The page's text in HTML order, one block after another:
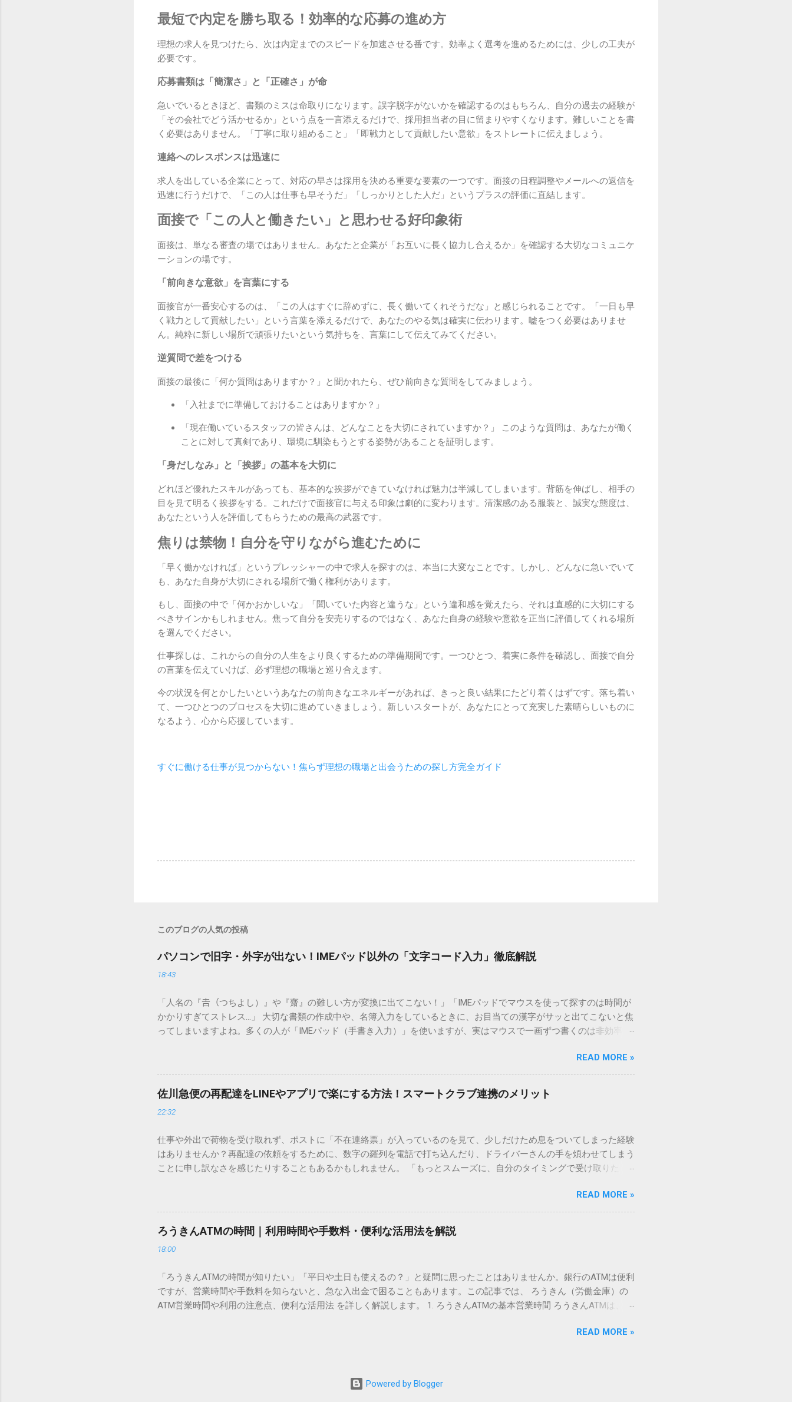
最短で内定を勝ち取る！効率的な応募の進め方
理想の求人を見つけたら、次は内定までのスピードを加速させる番です。効率よく選考を進めるためには、少しの工夫が
必要です。
応募書類は「簡潔さ」と「正確さ」が命
急いでいるときほど、書類のミスは命取りになります。誤字脱字がないかを確認するのはもちろん、自分の過去の経験が
「その会社でどう活かせるか」という点を一言添えるだけで、採用担当者の目に留まりやすくなります。難しいことを書
く必要はありません。「丁寧に取り組めること」「即戦力として貢献したい意欲」をストレートに伝えましょう。
連絡へのレスポンスは迅速に
求人を出している企業にとって、対応の早さは採用を決める重要な要素の一つです。面接の日程調整やメールへの返信を
迅速に行うだけで、「この人は仕事も早そうだ」「しっかりとした人だ」というプラスの評価に直結します。
面接で「この人と働きたい」と思わせる好印象術
面接は、単なる審査の場ではありません。あなたと企業が「お互いに長く協力し合えるか」を確認する大切なコミュニケ
ーションの場です。
「前向きな意欲」を言葉にする
面接官が一番安心するのは、「この人はすぐに辞めずに、長く働いてくれそうだな」と感じられることです。「一日も早
く戦力として貢献したい」という言葉を添えるだけで、あなたのやる気は確実に伝わります。嘘をつく必要はありませ
ん。純粋に新しい場所で頑張りたいという気持ちを、言葉にして伝えてみてください。
逆質問で差をつける
面接の最後に「何か質問はありますか？」と聞かれたら、ぜひ前向きな質問をしてみましょう。
「入社までに準備しておけることはありますか？」
「現在働いているスタッフの皆さんは、どんなことを大切にされていますか？」 このような質問は、あなたが働く
ことに対して真剣であり、環境に馴染もうとする姿勢があることを証明します。
「身だしなみ」と「挨拶」の基本を大切に
どれほど優れたスキルがあっても、基本的な挨拶ができていなければ魅力は半減してしまいます。背筋を伸ばし、相手の
目を見て明るく挨拶をする。これだけで面接官に与える印象は劇的に変わります。清潔感のある服装と、誠実な態度は、
あなたという人を評価してもらうための最高の武器です。
焦りは禁物！自分を守りながら進むために
「早く働かなければ」というプレッシャーの中で求人を探すのは、本当に大変なことです。しかし、どんなに急いでいて
も、あなた自身が大切にされる場所で働く権利があります。
もし、面接の中で「何かおかしいな」「聞いていた内容と違うな」という違和感を覚えたら、それは直感的に大切にする
べきサインかもしれません。焦って自分を安売りするのではなく、あなた自身の経験や意欲を正当に評価してくれる場所
を選んでください。
仕事探しは、これからの自分の人生をより良くするための準備期間です。一つひとつ、着実に条件を確認し、面接で自分
の言葉を伝えていけば、必ず理想の職場と巡り合えます。
今の状況を何とかしたいというあなたの前向きなエネルギーがあれば、きっと良い結果にたどり着くはずです。落ち着い
て、一つひとつのプロセスを大切に進めていきましょう。新しいスタートが、あなたにとって充実した素晴らしいものに
なるよう、心から応援しています。
すぐに働ける仕事が見つからない！焦らず理想の職場と出会うための探し方完全ガイド
このブログの人気の投稿
パソコンで旧字・外字が出ない！IMEパッド以外の「文字コード入力」徹底解説
18:43
「人名の『𠮷（つちよし）』や『齋』の難しい方が変換に出てこない！」「IMEパッドでマウスを使って探すのは時間が
かかりすぎてストレス…」 大切な書類の作成中や、名簿入力をしているときに、お目当ての漢字がサッと出てこないと焦
ってしまいますよね。多くの人が「IMEパッド（手書き入力）」を使いますが、実はマウスで一画ずつ書くのは非効率で
ードを打ち込むだけで一瞬で旧字や外字、特殊記号を呼び出す「文字コード入力」のテクニックを詳しく解説します。
この方法をマスターすれば、もう難しい漢字の入力で手を止める必要はありません。 1. なぜ「変換」しても旧字・外字
が出てこないのか？ そもそも、なぜ普通の変換で出てこない漢字があるのでしょうか。その理由は、パソコンが文字を
認識する仕組みにあります。 日本のパソコンで一般的に使われる漢字は、JIS規格（日本産業規格）によって「第1水
準」「第2水準」といった形で整理されています。しかし、人名や地名に使われる非常に古い漢字（旧字）や、特定の組
「Unicode（ユニコード）」や「JISコード」といった 文字コード です。パソコン上のすべての文字には、いわば「住
所」のような番号が割り振られています。変換候補に出ない文字でも、この住所（コード）を直接指定すれば、確実に呼
び出すことができるのです。 2. Windows標準機能！文字コードで漢字を出す「16進数入力」 最も汎用性が高く、特別な
できます。 具体的な手順（Unicode入力） 入力したい文字の「Unicode（例：20BB7）」を把握する。 入力モードを「半
角」にする（※重要）。 **「20BB7」**と入力する。 直後にキーボードの**[Alt]キーを押しながら[X]キー**を押す。 入
力した数字が、一瞬で対応する漢字（例：𠮷）に変換されます。 注記： この方法は、特にMicrosoft Wordで非常に強力
READ MORE »
佐川急便の再配達をLINEやアプリで楽にする方法！スマートクラブ連携のメリット
22:32
仕事や外出で荷物を受け取れず、ポストに「不在連絡票」が入っているのを見て、少しだけため息をついてしまった経験
はありませんか？再配達の依頼をするために、数字の羅列を電話で打ち込んだり、ドライバーさんの手を煩わせてしまう
ことに申し訳なさを感じたりすることもあるかもしれません。 「もっとスムーズに、自分のタイミングで受け取りた
ビス「スマートクラブ」と、LINEや公式アプリの連携です。これらを活用するだけで、再配達のストレスは驚くほど軽く
なります。この記事では、忙しい毎日をサポートする便利な受け取り術と、連携による具体的なメリットを徹底解説しま
す。 佐川急便の再配達が劇的に変わる「スマートクラブ」とは？ まず押さえておきたいのが、佐川急便の個人向け無料
会員サービス「スマートクラブ」です。これは、荷物の配送状況をリアルタイムで管理するための基盤となるサービスで
す。 以前はウェブサイトを開いてログインする手間がありましたが、現在はLINEやアプリと紐付けることで、その利便
じめ配達時間を変更するといった先回りの対応が可能になります。 LINE連携で「不在連絡票」とおさらばできる理由 日
本国内で最も利用されているコミュニケーションアプリ「LINE」を佐川急便と連携させると、荷物の受け取り体験が一変
します。 1. トーク画面からワンタップで依頼 不在連絡票に記載されたQRコードを読み取る手間すら、過去のものになり
接届きます。そのまま画面上のボタンをタップするだけで、希望の日時や場所を指定して再配達を依頼できます。 2. 24
時頃に伺います」というメッセージが届きます。その時間に急な予定が入ってしまった場合、届く前に受取時間を変更で
READ MORE »
ろうきんATMの時間｜利用時間や手数料・便利な活用法を解説
18:00
「ろうきんATMの時間が知りたい」「平日や土日も使えるの？」と疑問に思ったことはありませんか。銀行のATMは便利
ですが、営業時間や手数料を知らないと、急な入出金で困ることもあります。この記事では、 ろうきん（労働金庫）の
ATM営業時間や利用の注意点、便利な活用法 を詳しく解説します。 1. ろうきんATMの基本営業時間 ろうきんATMは、利
日：休止（※一部店舗では土曜日のみ利用可能） 店舗内ATMは、銀行窓口と同じ営業時間で利用でき、 窓口での対応も
ATMや提携ATMを使う際は、 時間帯によって手数料が異なる 点に注意が必要です。 平日8:45〜18:00：手数料無料または
低額 平日18:00〜21:00／土日祝日：110〜330円程度の手数料が発生 深夜（21:00〜翌7:00）：提携ATMは利用できない場
READ MORE »
Powered by Blogger